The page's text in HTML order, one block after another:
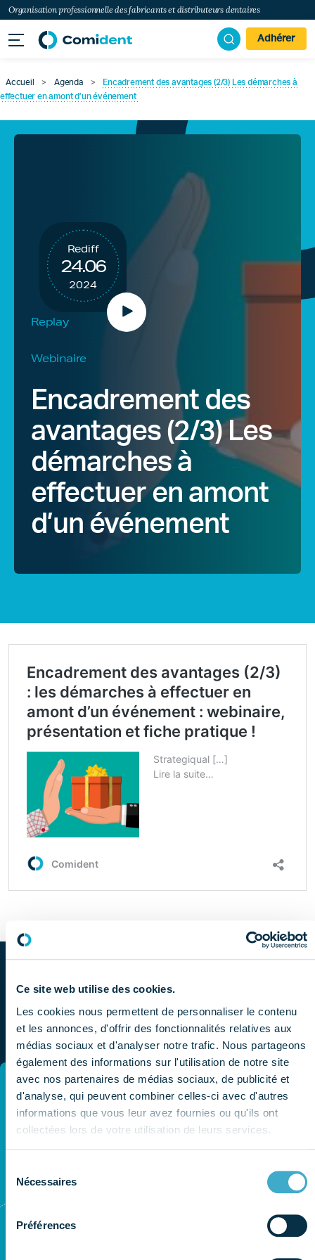
Ce site web utilise des cookies.
Les cookies nous permettent de personnaliser le contenu
et les annonces, d'offrir des fonctionnalités relatives aux
médias sociaux et d'analyser notre trafic. Nous partageons
également des informations sur l'utilisation de notre site
avec nos partenaires de médias sociaux, de publicité et
d'analyse, qui peuvent combiner celles-ci avec d'autres
informations que vous leur avez fournies ou qu'ils ont
collectées lors de votre utilisation de leurs services.
Nécessaires
Préférences
Organisation professionnelle des fabricants et distributeurs dentaires
Adhérer
Accueil > Agenda >
Encadrement des avantages (2/3) Les démarches à
effectuer en amont d’un événement
Rediff
24.06
2024
Replay
Webinaire
Encadrement des
avantages (2/3) Les
démarches à
effectuer en amont
d’un événement
Nos autres replays
Voir toutes nos vidéos
Rediff
24.06
2024